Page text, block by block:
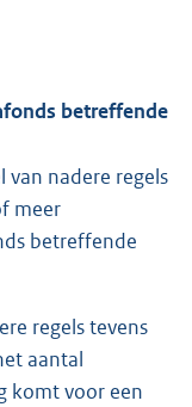
betreffende
van nadere regels
meer
betreffende
regels tevens
aantal
komt voor een